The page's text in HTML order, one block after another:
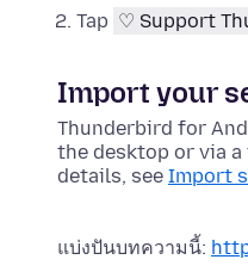
Tap ♡ Support
Import your
Thunderbird for
the desktop or via
details, see Import
แบ่งปันบทความนี้: